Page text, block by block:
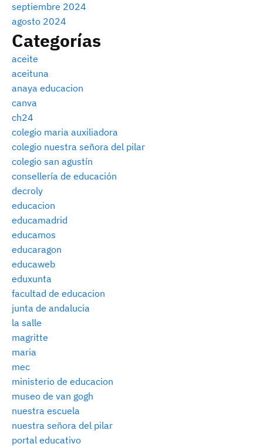
septiembre 2024
agosto 2024
Categorías
aceite
aceituna
anaya educacion
canva
ch24
colegio maria auxiliadora
colegio nuestra señora del pilar
colegio san agustín
consellería de educación
decroly
educacion
educamadrid
educamos
educaragon
educaweb
eduxunta
facultad de educacion
junta de andalucia
la salle
magritte
maria
mec
ministerio de educacion
museo de van gogh
nuestra escuela
nuestra señora del pilar
portal educativo